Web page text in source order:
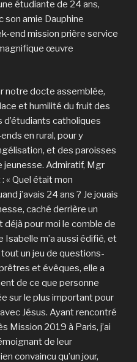
étudiante de 24 ans,
son amie Dauphine
end mission prière service
œuvre
notre docte assemblée,
et humilité du fruit des
catholiques
en rural, pour y
et des paroisses
Admiratif, Mgr
« Quel était mon
j’avais 24 ans ? Je jouais
caché derrière un
déjà pour moi le comble de
Isabelle m’a aussi édifié, et
un jeu de questions-
et évêques, elle a
de ce que personne
sur le plus important pour
Jésus. Ayant rencontré
Mission 2019 à Paris, j’ai
de leur
convaincu qu’un jour,